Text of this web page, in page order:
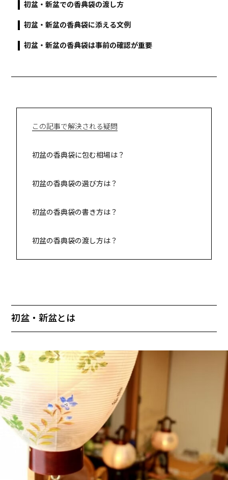
初盆・新盆での香典袋の渡し方
初盆・新盆の香典袋に添える文例
初盆・新盆の香典袋は事前の確認が重要
この記事で解決される疑問
初盆の香典袋に包む相場は？
初盆の香典袋の選び方は？
初盆の香典袋の書き方は？
初盆の香典袋の渡し方は？
初盆・新盆とは